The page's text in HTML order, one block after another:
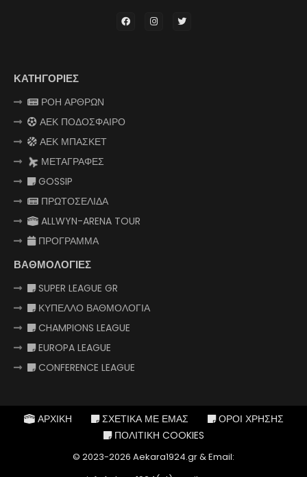
ΚΑΤΗΓΟΡΙΕΣ
ΡΟΗ ΑΡΘΡΩΝ
ΑΕΚ ΠΟΔΟΣΦΑΙΡΟ
ΑΕΚ ΜΠΑΣΚΕΤ
ΜΕΤΑΓΡΑΦΕΣ
GOSSIP
ΠΡΩΤΟΣΕΛΙΔΑ
ALLWYN-ARENA TOUR
ΠΡΟΓΡΑΜΜΑ
ΒΑΘΜΟΛΟΓΙΕΣ
SUPER LEAGUE GR
ΚΥΠΕΛΛΟ ΒΑΘΜΟΛΟΓΙΑ
CHAMPIONS LEAGUE
EUROPA LEAGUE
CONFERENCE LEAGUE
ΑΡΧΙΚΗ ΣΧΕΤΙΚΑ ΜΕ ΕΜΑΣ
ΟΡΟΙ ΧΡΗΣΗΣ
ΠΟΛΙΤΙΚΗ COOKIES
© 2023-2026 Aekara1924.gr & Email: